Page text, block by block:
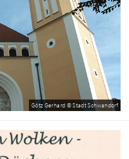
Götz Gerhard © Stadt Schwandorf